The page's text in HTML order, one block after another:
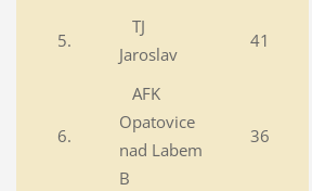
5.
TJ
Jaroslav
41
6.
AFK
Opatovice
nad Labem
B
36